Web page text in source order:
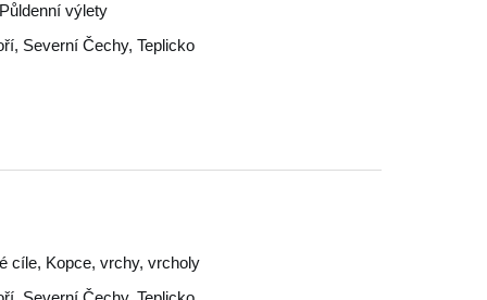
výlety
, Severní Čechy, Teplicko
cíle, Kopce, vrchy, vrcholy